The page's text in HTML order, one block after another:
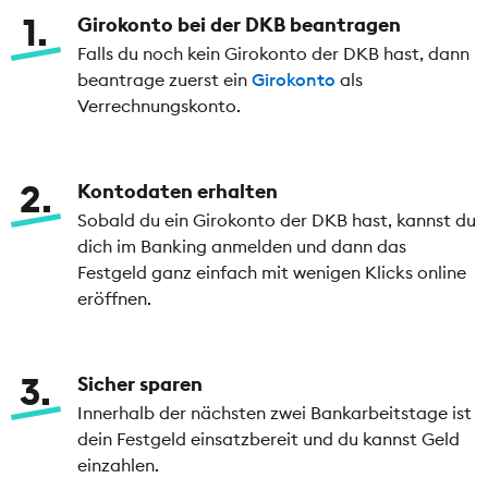
1 Girokonto bei der DKB beantragen
Falls du noch kein Girokonto der DKB hast, dann
beantrage zuerst ein Girokonto als
Verrechnungskonto.
2 Kontodaten erhalten
Sobald du ein Girokonto der DKB hast, kannst du
dich im Banking anmelden und dann das
Festgeld ganz einfach mit wenigen Klicks online
eröffnen.
3 Sicher sparen
Innerhalb der nächsten zwei Bankarbeitstage ist
dein Festgeld einsatzbereit und du kannst Geld
einzahlen.